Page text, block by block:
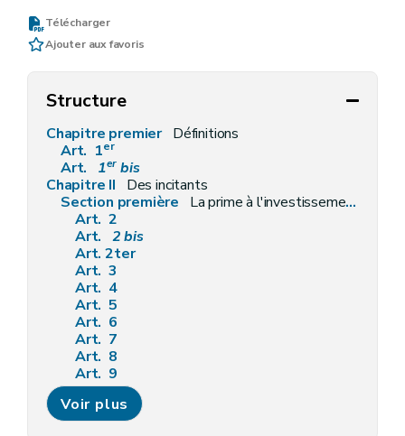
Télécharger
Ajouter aux favoris
Structure
Chapitre premier Définitions
Art. 1er
Art. 1er bis
Chapitre II
Des incitants
Section première
La prime à l'investissement
Art. 2
Art. 2bis
Art. 2ter
Art. 3
Art. 4
Art. 5
Art. 6
Art. 7
Art. 8
Art. 9
Art. 10
Art.10
bis
Art. 11
Voir plus